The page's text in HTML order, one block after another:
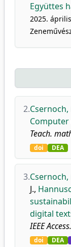
Együttes
2025.
2.Csernoch,
Teach.
doi DEA
3.Csernoch,
J.,
digital
IEEE Access.
doi DEA